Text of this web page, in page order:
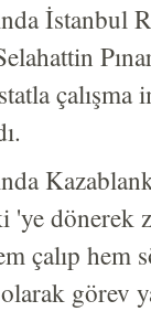
İstanbul
'ye dönerek
çalıp hem
görev